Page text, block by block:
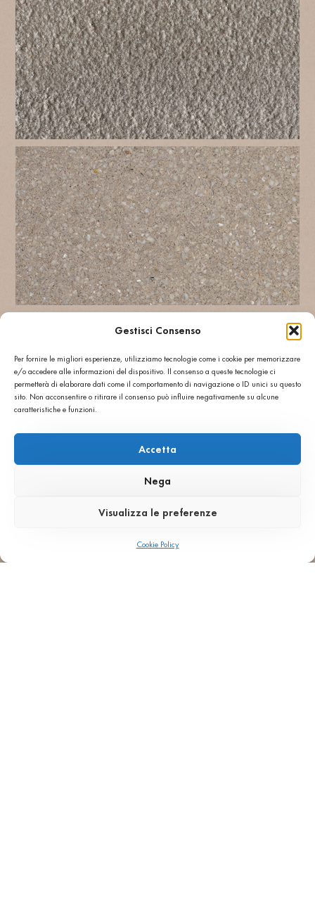
Gestisci Consenso
Per fornire le migliori esperienze, utilizziamo tecnologie come i cookie per memorizzare
e/o accedere alle informazioni del dispositivo. Il consenso a queste tecnologie ci
permetterà di elaborare dati come il comportamento di navigazione o ID unici su questo
sito. Non acconsentire o ritirare il consenso può influire negativamente su alcune
caratteristiche e funzioni.
Accetta
Nega
Visualizza le preferenze
Cookie Policy